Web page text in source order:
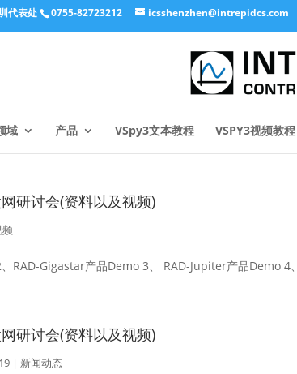
代表处 0755-82723212 icsshenzhen@intrepidcs.com
域 产品 VSpy3文本教程 VSPY3视频教程
研讨会(资料以及视频)
频
RAD-Gigastar产品Demo 3、 RAD-Jupiter产品Demo
研讨会(资料以及视频)
| 新闻动态